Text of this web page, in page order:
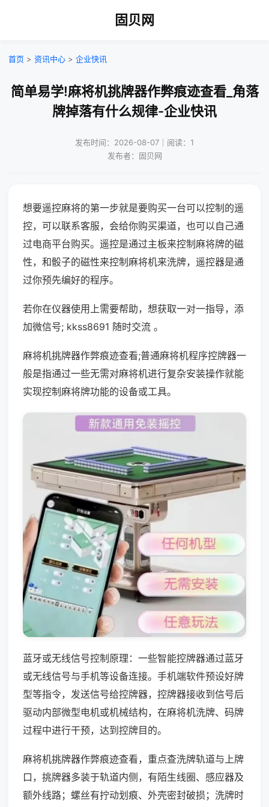
固贝网
首页 > 资讯中心 > 企业快讯
简单易学!麻将机挑牌器作弊痕迹查看_角落
牌掉落有什么规律-企业快讯
发布时间：2026-08-07｜阅读：1
发布者：固贝网
想要遥控麻将的第一步就是要购买一台可以控制的遥
控，可以联系客服，会给你购买渠道，也可以自己通
过电商平台购买。遥控是通过主板来控制麻将牌的磁
性，和骰子的磁性来控制麻将机来洗牌，遥控器是通
过你预先编好的程序。
若你在仪器使用上需要帮助，想获取一对一指导，添
加微信号; kkss8691 随时交流 。
麻将机挑牌器作弊痕迹查看;普通麻将机程序控牌器一
般是指通过一些无需对麻将机进行复杂安装操作就能
实现控制麻将牌功能的设备或工具。
蓝牙或无线信号控制原理：一些智能控牌器通过蓝牙
或无线信号与手机等设备连接。手机端软件预设好牌
型等指令，发送信号给控牌器，控牌器接收到信号后
驱动内部微型电机或机械结构，在麻将机洗牌、码牌
过程中进行干预，达到控牌目的。
麻将机挑牌器作弊痕迹查看，重点查洗牌轨道与上牌
口，挑牌器多装于轨道内侧，有陌生线圈、感应器及
额外线路；螺丝有拧动划痕、外壳密封破损；洗牌时